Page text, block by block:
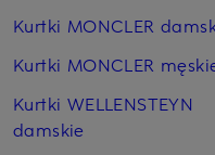
Kurtki MONCLER
Kurtki MONCLER
Kurtki WELLENSTEYN
damskie